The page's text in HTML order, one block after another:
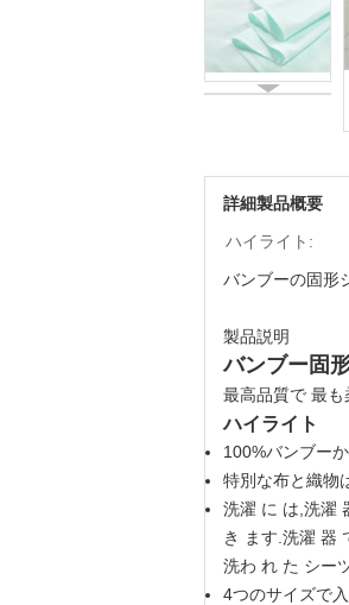
詳細製品概要
ハイライト:
バンブーの固形
製品説明
バンブー固
最高品質で 最
ハイライト
100%バンブー
特別な布と織物
洗濯 に は,洗濯
き ます.洗濯 器
洗わ れ た シー
4つのサイズで